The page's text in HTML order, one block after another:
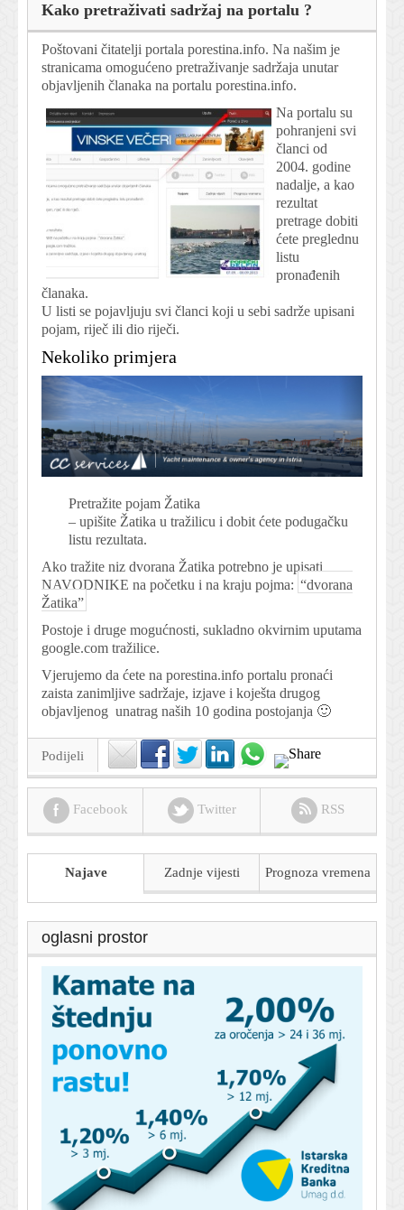
Kako pretraživati sadržaj na portalu ?
Poštovani čitatelji portala porestina.info. Na našim je
stranicama omogućeno pretraživanje sadržaja unutar
objavljenih članaka na portalu porestina.info.
Na portalu su
pohranjeni svi
članci od
2004. godine
nadalje, a kao
rezultat
pretrage dobiti
ćete preglednu
listu
pronađenih
članaka.
U listi se pojavljuju svi članci koji u sebi sadrže upisani
pojam, riječ ili dio riječi.
Nekoliko primjera
Pretražite pojam Žatika
– upišite Žatika u tražilicu i dobit ćete podugačku
listu rezultata.
Ako tražite niz dvorana Žatika potrebno je upisati
NAVODNIKE na početku i na kraju pojma: “dvorana
Žatika”
Postoje i druge mogućnosti, sukladno okvirnim uputama
google.com tražilice.
Vjerujemo da ćete na porestina.info portalu pronaći
zaista zanimljive sadržaje, izjave i koješta drugog
objavljenog unatrag naših 10 godina postojanja 🙂
Podijeli
Facebook Twitter RSS
Najave Zadnje vijesti Prognoza vremena
oglasni prostor